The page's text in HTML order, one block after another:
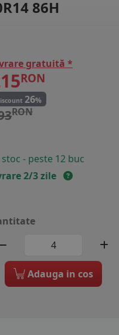
86H
gratuită *
RON
26%
RON
- peste 12 buc
2/3 zile
Adauga in cos